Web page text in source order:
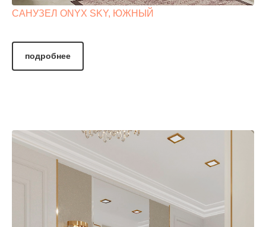
САНУЗЕЛ ONYX SKY, ЮЖНЫЙ
подробнее